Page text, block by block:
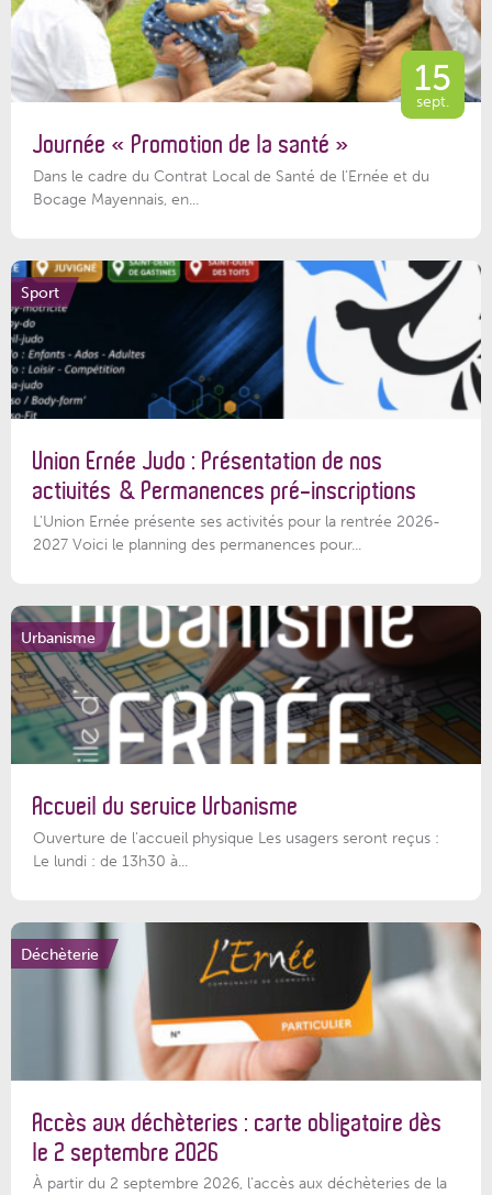
15
sept.
Journée « Promotion de la santé »
Dans le cadre du Contrat Local de Santé de l’Ernée et du
Bocage Mayennais, en...
Sport
Union Ernée Judo : Présentation de nos
activités & Permanences pré-inscriptions
L'Union Ernée présente ses activités pour la rentrée 2026-
2027 Voici le planning des permanences pour...
Urbanisme
Accueil du service Urbanisme
Ouverture de l'accueil physique Les usagers seront reçus :
Le lundi : de 13h30 à...
Déchèterie
Accès aux déchèteries : carte obligatoire dès
le 2 septembre 2026
À partir du 2 septembre 2026, l’accès aux déchèteries de la